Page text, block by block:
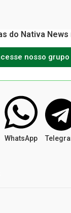
do Nativa News
nosso grupo
WhatsApp